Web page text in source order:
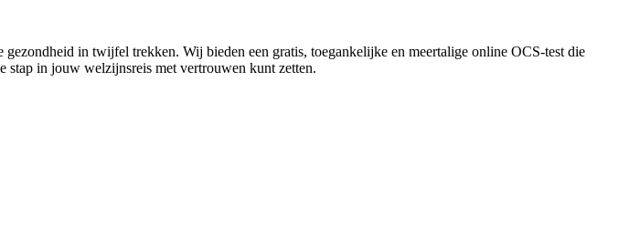
in twijfel trekken. Wij bieden een gratis, toegankelijke en meertalige online OCS-test die
in jouw welzijnsreis met vertrouwen kunt zetten.